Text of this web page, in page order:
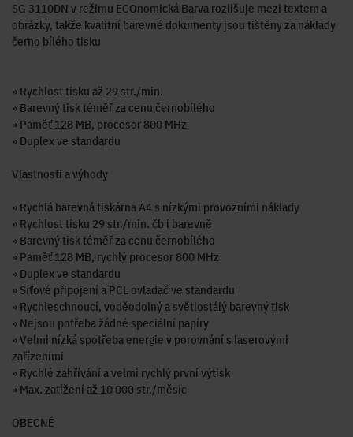
SG 3110DN v režimu ECOnomická Barva rozlišuje mezi textem a
obrázky, takže kvalitní barevné dokumenty jsou tištěny za náklady
černo bílého tisku
» Rychlost tisku až 29 str./min.
» Barevný tisk téměř za cenu černobílého
» Paměť 128 MB, procesor 800 MHz
» Duplex ve standardu
Vlastnosti a výhody
» Rychlá barevná tiskárna A4 s nízkými provozními náklady
» Rychlost tisku 29 str./min. čb i barevně
» Barevný tisk téměř za cenu černobílého
» Paměť 128 MB, rychlý procesor 800 MHz
» Duplex ve standardu
» Síťové připojení a PCL ovladač ve standardu
» Rychleschnoucí, voděodolný a světlostálý barevný tisk
» Nejsou potřeba žádné speciální papíry
» Velmi nízká spotřeba energie v porovnání s laserovými
zařízeními
» Rychlé zahřívání a velmi rychlý první výtisk
» Max. zatížení až 10 000 str./měsíc
OBECNÉ